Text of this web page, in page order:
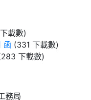
載數)
(331 下載數)
下載數)
務局